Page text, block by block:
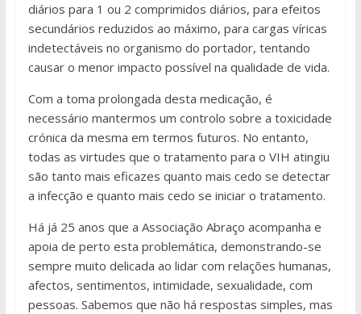
diários para 1 ou 2 comprimidos diários, para efeitos
secundários reduzidos ao máximo, para cargas víricas
indetectáveis no organismo do portador, tentando
causar o menor impacto possível na qualidade de vida.
Com a toma prolongada desta medicação, é
necessário mantermos um controlo sobre a toxicidade
crónica da mesma em termos futuros. No entanto,
todas as virtudes que o tratamento para o VIH atingiu
são tanto mais eficazes quanto mais cedo se detectar
a infecção e quanto mais cedo se iniciar o tratamento.
Há já 25 anos que a Associação Abraço acompanha e
apoia de perto esta problemática, demonstrando-se
sempre muito delicada ao lidar com relações humanas,
afectos, sentimentos, intimidade, sexualidade, com
pessoas. Sabemos que não há respostas simples, mas